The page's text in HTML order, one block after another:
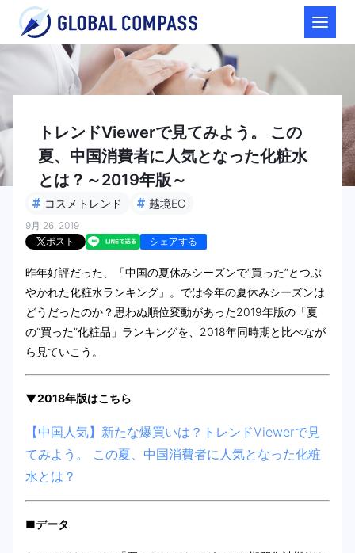
トレンドViewerで見てみよう。 この
夏、中国消費者に人気となった化粧水
とは？～2019年版～
# コスメトレンド # 越境EC
9月 26, 2019
ポスト
シェアする
昨年好評だった、「中国の夏休みシーズンで“買った”とつぶ
やかれた化粧水ランキング」。では今年の夏休みシーズンは
どうだったのか？思わぬ順位変動があった2019年版の「夏
の“買った”化粧品」ランキングを、2018年同時期と比べなが
ら見ていこう。
▼2018年版はこちら
【中国人気】新たな爆買いは？トレンドViewerで見
てみよう。 この夏、中国消費者に人気となった化粧
水とは？
■データ